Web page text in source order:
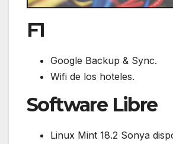
F1
Google Backup & Sync.
Wifi de los hoteles.
Software Libre
Linux Mint 18.2 Sonya